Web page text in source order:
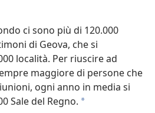
ci sono più di 120.000
di Geova, che si
località. Per riuscire ad
maggiore di persone che
ogni anno in media si
Sale del Regno. a